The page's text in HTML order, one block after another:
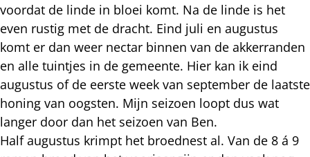
voordat de linde in bloei komt. Na de linde is het
even rustig met de dracht. Eind juli en augustus
komt er dan weer nectar binnen van de akkerranden
en alle tuintjes in de gemeente. Hier kan ik eind
augustus of de eerste week van september de laatste
honing van oogsten. Mijn seizoen loopt dus wat
langer door dan het seizoen van Ben.
Half augustus krimpt het broednest al. Van de 8 á 9